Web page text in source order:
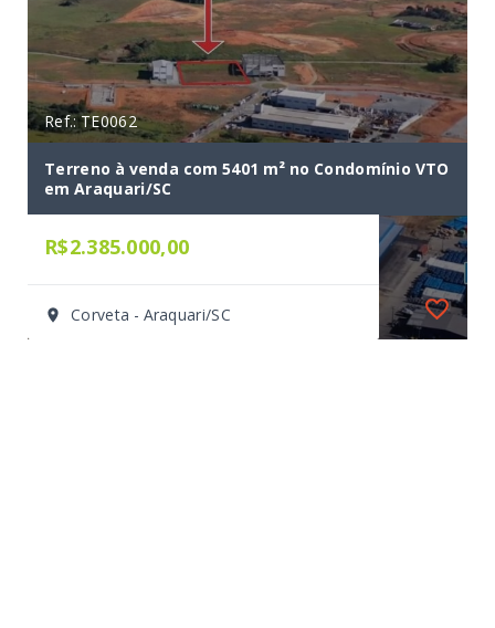
Ref.: TE0062
Terreno à venda com 5401 m² no Condomínio VTO
em Araquari/SC
R$2.385.000,00
Corveta - Araquari/SC